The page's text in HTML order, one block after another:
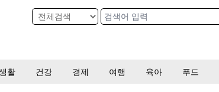
활 건강 경제 여행 육아 푸드